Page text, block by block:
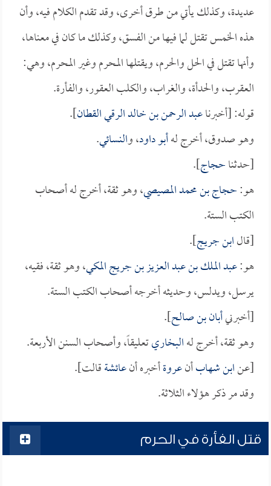
عديدة، وكذلك يأتي من طرق أخرى، وقد تقدم الكلام فيه، وأن
هذه الخمس تقتل لما فيها من الفسق، وكذلك ما كان في معناها،
وأنها تقتل في الحل والحرم، ويقتلها المحرم وغير المحرم، وهي:
العقرب، والحدأة، والغراب، والكلب العقور، والفأرة.
قوله: [أخبرناعبد الرحمن بن خالد الرقي القطان].
وهو صدوق، أخرج لهأبو داود، والنسائي.
[حدثناحجاج].
هو:حجاج بن محمد المصيصي، وهو ثقة، أخرج له أصحاب
الكتب الستة.
[قالابن جريج].
هو:عبد الملك بن عبد العزيز بن جريج المكي، وهو ثقة، فقيه،
يرسل، ويدلس، وحديثه أخرجه أصحاب الكتب الستة.
[أخبرنيأبان بن صالح].
وهو ثقة، أخرج لهالبخاريتعليقاً، وأصحاب السنن الأربعة.
[عنابن شهابأنعروةأخبره أنعائشةقالت].
وقد مر ذكر هؤلاء الثلاثة.
قتل الفأرة في الحرم